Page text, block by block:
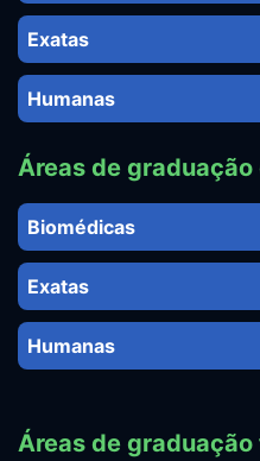
Exatas
Humanas
Áreas de
Biomédicas
Exatas
Humanas
Áreas de graduação